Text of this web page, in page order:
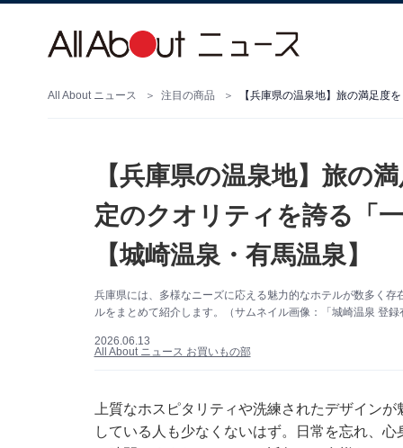
All About ニュース 注目の商品
【兵庫県の温泉地】旅の
定のクオリティを誇る「
【城崎温泉・有馬温泉】
兵庫県には、多様なニーズに応える魅力的なホテルが数多く
ルをまとめて紹介します。（サムネイル画像：「城崎温泉 登
2026.06.13
All About ニュース お買いもの部
上質なホスピタリティや洗練されたデザイン
している人も少なくないはず。日常を忘れ、